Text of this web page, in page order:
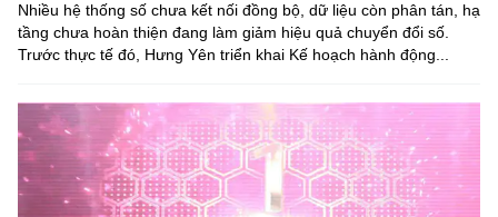
Nhiều hệ thống số chưa kết nối đồng bộ, dữ liệu còn phân tán, hạ
tầng chưa hoàn thiện đang làm giảm hiệu quả chuyển đổi số.
Trước thực tế đó, Hưng Yên triển khai Kế hoạch hành động...